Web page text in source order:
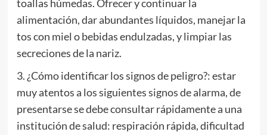
toallas húmedas. Ofrecer y continuar la
alimentación, dar abundantes líquidos, manejar la
tos con miel o bebidas endulzadas, y limpiar las
secreciones de la nariz.
3. ¿Cómo identificar los signos de peligro?: estar
muy atentos a los siguientes signos de alarma, de
presentarse se debe consultar rápidamente a una
institución de salud: respiración rápida, dificultad